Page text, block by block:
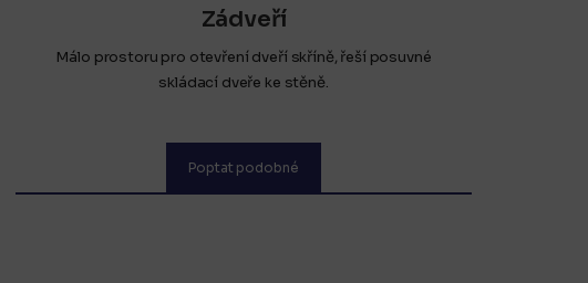
Zádveří
Málo prostoru pro otevření dveří skříně, řeší posuvné
skládací dveře ke stěně.
Poptat podobné